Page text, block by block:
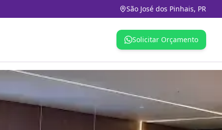
São José dos Pinhais, PR
Solicitar Orçamento